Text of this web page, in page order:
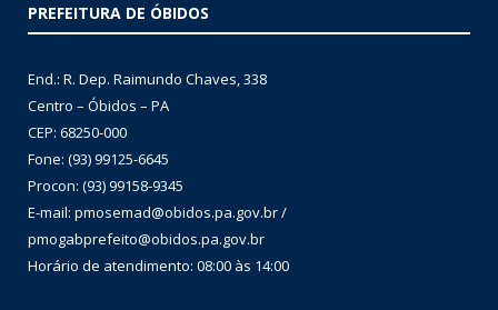
PREFEITURA DE ÓBIDOS
End.: R. Dep. Raimundo Chaves, 338
Centro – Óbidos – PA
CEP: 68250-000
Fone: (93) 99125-6645
Procon: (93) 99158-9345
E-mail: pmosemad@obidos.pa.gov.br /
pmogabprefeito@obidos.pa.gov.br
Horário de atendimento: 08:00 às 14:00